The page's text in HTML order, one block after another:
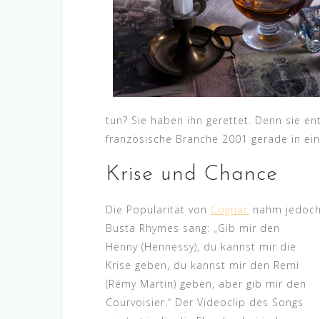
tun? Sie haben ihn gerettet. Denn sie
französische Branche 2001 gerade in
Krise und Chance
Die Popularität von Cognac nahm
Busta Rhymes sang: „Gib mir den
Henny (Hennessy), du kannst mir die
Krise geben, du kannst mir den Remi
(Rémy Martin) geben, aber gib mir den
Courvoisier.“ Der Videoclip des Songs